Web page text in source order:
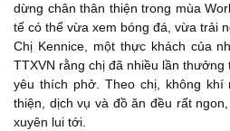
dừng chân thân thiện trong mùa
tế có thể vừa xem bóng đá, vừa trải
Chị Kennice, một thực khách của
TTXVN rằng chị đã nhiều lần
yêu thích phở. Theo chị, không
thiện, dịch vụ và đồ ăn đều rất
xuyên lui tới.